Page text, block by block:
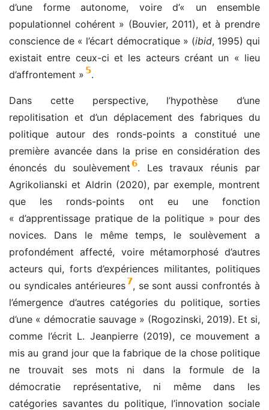
d’une forme autonome, voire d’« un ensemble
populationnel cohérent » (Bouvier, 2011), et à prendre
conscience de « l’écart démocratique » (ibid, 1995) qui
existait entre ceux-ci et les acteurs créant un « lieu
d’affrontement » 5.
Dans cette perspective, l’hypothèse d’une
repolitisation et d’un déplacement des fabriques du
politique autour des ronds-points a constitué une
première avancée dans la prise en considération des
énoncés du soulèvement 6. Les travaux réunis par
Agrikolianski et Aldrin (2020), par exemple, montrent
que les ronds-points ont eu une fonction
« d’apprentissage pratique de la politique » pour des
novices. Dans le même temps, le soulèvement a
profondément affecté, voire métamorphosé d’autres
acteurs qui, forts d’expériences militantes, politiques
ou syndicales antérieures7, se sont aussi confrontés à
l’émergence d’autres catégories du politique, sorties
d’une « démocratie sauvage » (Rogozinski, 2019). Et si,
comme l’écrit L. Jeanpierre (2019), ce mouvement a
mis au grand jour que la fabrique de la chose politique
ne trouvait ses mots ni dans la formule de la
démocratie représentative, ni même dans les
catégories savantes du politique, l’innovation sociale